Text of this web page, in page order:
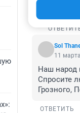
ОН и
Sol
11
Наш народ
Спросите
Грозного,
ОТВЕТИТЬ